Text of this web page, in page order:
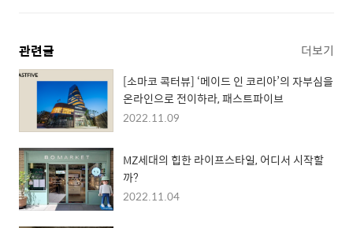
관련글 더보기
[소마코 콕터뷰] ‘메이드 인 코리아’의 자부심을
온라인으로 전이하라, 패스트파이브
2022.11.09
MZ세대의 힙한 라이프스타일, 어디서 시작할
까?
2022.11.04